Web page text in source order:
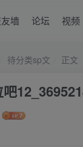
墙 论坛 视频
待分类sp文 正文
吧